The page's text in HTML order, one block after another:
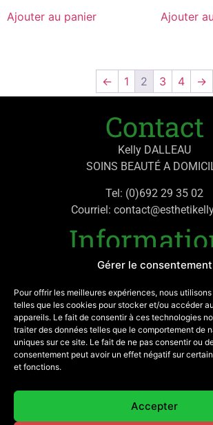
Gérer le consentement
Pour offrir les meilleures expériences, nous
telles que les cookies pour stocker et/ou accéder
appareils. Le fait de consentir à ces technologies
traiter des données telles que le comportement de
uniques sur ce site. Le fait de ne pas consentir ou
consentement peut avoir un effet négatif sur
et fonctions.
Accepter
Ajouter au panier Ajouter
← 1 2 3 4 →
Contact
Kelly DALLEAU
SOINS BEAUTÉ A
Tel: (0)692 29 35 02
Courriel:
Politique de confidentialité
Mentions légales
Mon compte
Contactez-moi
Réseaux